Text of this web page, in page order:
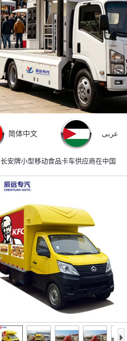
简体中文 عربى
长安牌小型移动食品卡车供应商在中国